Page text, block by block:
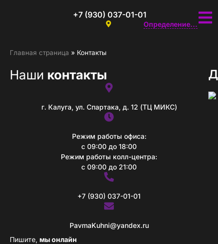
+7 (930) 037-01-01
Определение...
Главная страница » Контакты
Наши контакты
г. Калуга, ул. Спартака, д. 12 (ТЦ МИКС)
Режим работы офиса:
с 09:00 до 18:00
Режим работы колл-центра:
с 09:00 до 21:00
+7 (930) 037-01-01
PavmaKuhni@yandex.ru
Пишите, мы онлайн